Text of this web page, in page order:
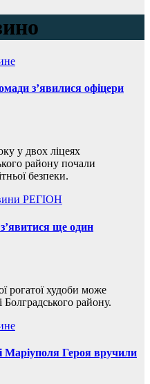
з’явилися офіцери
у двох ліцеях
району почали
безпеки.
РЕГІОН
ще один
рогатої худоби може
Болградського району.
Маріуполя Героя вручили